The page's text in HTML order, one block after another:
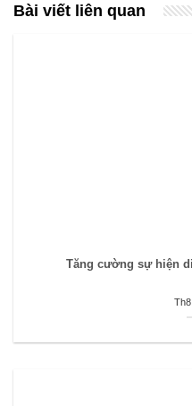
Bài viết liên quan
Tăng cường sự hiện